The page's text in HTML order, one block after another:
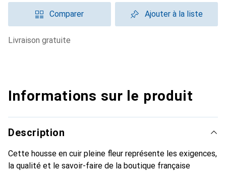
Comparer Ajouter à la liste
livraison gratuite
Informations sur le produit
Description
Cette housse en cuir pleine fleur représente les exigences,
la qualité et le savoir-faire de la boutique française